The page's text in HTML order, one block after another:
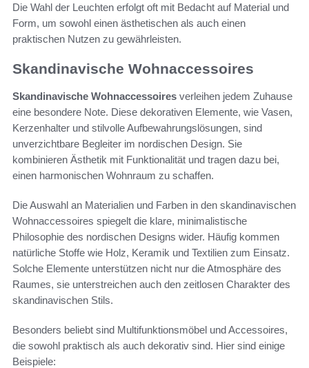
Die Wahl der Leuchten erfolgt oft mit Bedacht auf Material und
Form, um sowohl einen ästhetischen als auch einen
praktischen Nutzen zu gewährleisten.
Skandinavische Wohnaccessoires
Skandinavische Wohnaccessoires verleihen jedem Zuhause
eine besondere Note. Diese dekorativen Elemente, wie Vasen,
Kerzenhalter und stilvolle Aufbewahrungslösungen, sind
unverzichtbare Begleiter im nordischen Design. Sie
kombinieren Ästhetik mit Funktionalität und tragen dazu bei,
einen harmonischen Wohnraum zu schaffen.
Die Auswahl an Materialien und Farben in den skandinavischen
Wohnaccessoires spiegelt die klare, minimalistische
Philosophie des nordischen Designs wider. Häufig kommen
natürliche Stoffe wie Holz, Keramik und Textilien zum Einsatz.
Solche Elemente unterstützen nicht nur die Atmosphäre des
Raumes, sie unterstreichen auch den zeitlosen Charakter des
skandinavischen Stils.
Besonders beliebt sind Multifunktionsmöbel und Accessoires,
die sowohl praktisch als auch dekorativ sind. Hier sind einige
Beispiele: